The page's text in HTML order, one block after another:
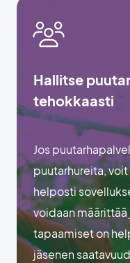
Hallitse
tehokkaasti
Jos
puutarhureita,
helposti
voidaan
tapaamiset on
jäsenen